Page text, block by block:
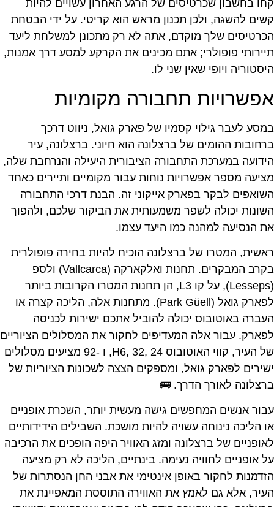
קחו בחשבון שכרטיסים של הרגע האחרון עשויים להיות
קשים להשגה, ולכן תכנון מראש הוא קריטי. על ידי הבטחת
הכרטיסים שלך מוקדם, אתה לא רק מתכונן למשלחת ליעד
תיירותי פופולרי; אתם מכינים את הקרקע למסע דרך אמנות,
היסטוריה ויופי שאין שני לו.
אפשרויות תחבורה מקומיות
במסע לעבר גילוי קסמיו של פארק גואל, ניווט דרכך
ברחובות ההומים של ברצלונה הוא חיוני. ברצלונה, עיר
הידועה במערכת התחבורה הציבורית היעילה והנרחבת שלה,
מציעה מספר אפשרויות נוחות עבור מקומיים ותיירים כאחד
השואפים לבקר בפארק אייקוני זה. הבנת דרכי התחבורה
השונות יכולה לשפר משמעותית את הביקור שלכם, ולהפוך
את הנסיעה למהנה כמו היעד עצמו.
ראשית, המטרו של ברצלונה הוכיח להיות בחירה פופולרית
בקרב המבקרים. תחנות ואלקארקה (Vallcarca) ולספ
(Lesseps), על קו L3, הן תחנות המטרו הקרובות ביותר
לפארק גואל (Park Güell). מתחנות אלה, הליכה קצרה או
העברה באוטובוס יכולה להוביל אתכם ישירות לכניסה
לפארק. עבור אלה המעדיפים לחקור את המסלולים הציוריים
של העיר, קווי האוטובוס H6, 32, 24, ו -92 מציעים מסלולים
ישירים לפארק גואל, ומספקים הצצה לשכונות הציוריות של
ברצלונה לאורך הדרך. 🚌
עבור אנשים המחפשים גישה מעשית יותר, השכרת אופניים
או הליכה נינוחה עשויה להיות מושכת. השבילים הידידותיים
לאופניים של ברצלונה ומזג האוויר היפה הופכים את הרכיבה
על אופניים לחוויה נעימה. בינתיים, הליכה לא רק מציעה
הזדמנות לחקור באופן אינטימי את אבני החן הנסתרות של
העיר, אלא גם לאמץ את האווירה התוססת המאפיינת את